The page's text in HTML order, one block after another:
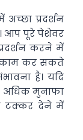
प्रदर्शन
आप पूरे पेशेवर
करने में
काम कर सकते
है। यदि
अधिक मुनाफा
टक्‍कर देने में